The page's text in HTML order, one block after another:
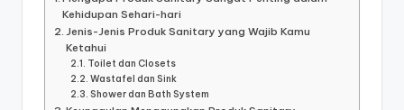
Kehidupan Sehari-hari
Jenis-Jenis Produk Sanitary yang Wajib Kamu
Ketahui
Toilet dan Closets
Wastafel dan Sink
Shower dan Bath System